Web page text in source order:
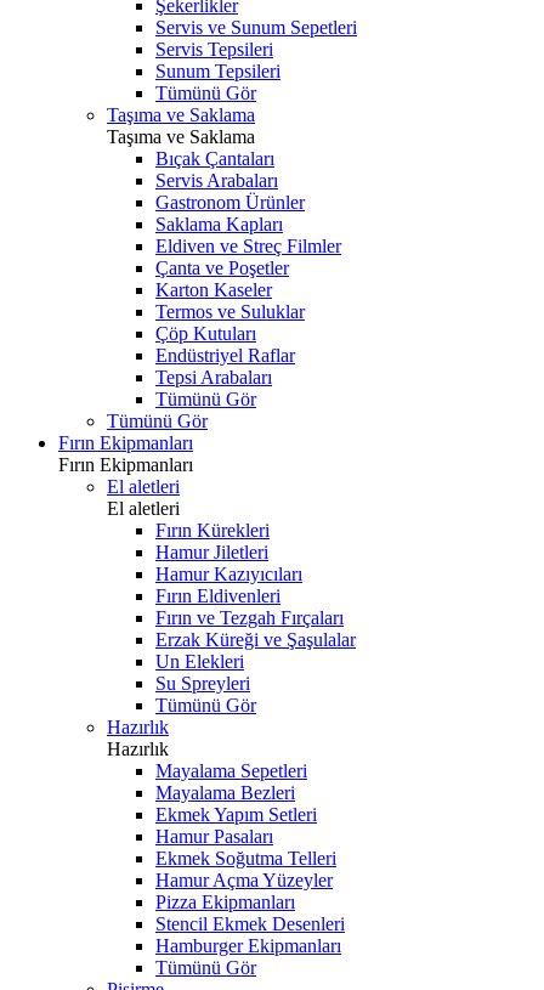
Şekerlikler
Servis ve Sunum Sepetleri
Servis Tepsileri
Sunum Tepsileri
Tümünü Gör
Taşıma ve Saklama
Taşıma ve Saklama
Bıçak Çantaları
Servis Arabaları
Gastronom Ürünler
Saklama Kapları
Eldiven ve Streç Filmler
Çanta ve Poşetler
Karton Kaseler
Termos ve Suluklar
Çöp Kutuları
Endüstriyel Raflar
Tepsi Arabaları
Tümünü Gör
Tümünü Gör
Fırın Ekipmanları
Fırın Ekipmanları
El aletleri
El aletleri
Fırın Kürekleri
Hamur Jiletleri
Hamur Kazıyıcıları
Fırın Eldivenleri
Fırın ve Tezgah Fırçaları
Erzak Küreği ve Şaşulalar
Un Elekleri
Su Spreyleri
Tümünü Gör
Hazırlık
Hazırlık
Mayalama Sepetleri
Mayalama Bezleri
Ekmek Yapım Setleri
Hamur Pasaları
Ekmek Soğutma Telleri
Hamur Açma Yüzeyler
Pizza Ekipmanları
Stencil Ekmek Desenleri
Hamburger Ekipmanları
Tümünü Gör